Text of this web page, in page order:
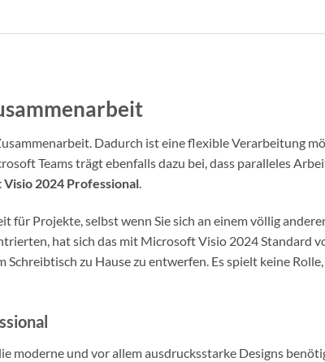
Dadurch ist eine flexible Verarbeitung
Teams trägt ebenfalls dazu bei, dass paralleles
2024 Professional.
Projekte, selbst wenn Sie sich an einem völlig
hat sich das mit Microsoft Visio 2024 Standard
zu Hause zu entwerfen. Es spielt keine
und vor allem ausdrucksstarke Designs